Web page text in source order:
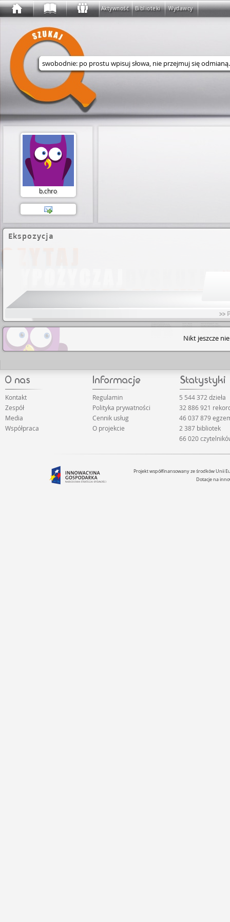
Aktywność Biblioteki Wydawcy
Wyszukaj w serwisie
b.chro
Ekspozycja
>>
Nikt jeszcze
Kontakt
Zespół
Media
Współpraca
Regulamin
Polityka prywatności
Cennik usług
O projekcie
5 544 372 dzieła
32 886 921
46 037 879
2 387 bibliotek
66 020
Projekt współfinansowany ze środków Unii
Dotacje na